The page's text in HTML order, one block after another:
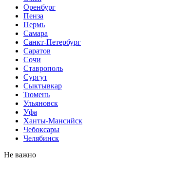
Оренбург
Пенза
Пермь
Самара
Санкт-Петербург
Саратов
Сочи
Ставрополь
Сургут
Сыктывкар
Тюмень
Ульяновск
Уфа
Ханты-Мансийск
Чебоксары
Челябинск
Не важно